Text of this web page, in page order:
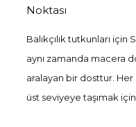
Noktası
Balıkçılık tutkunları
aynı zamanda macera
aralayan bir dosttur. Her
üst seviyeye taşımak